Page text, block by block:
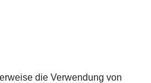
die Verwendung von